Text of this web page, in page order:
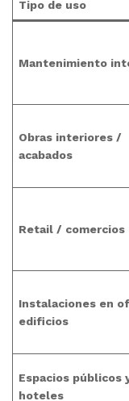
Tipo de uso
Mantenimiento
Obras interiores /
acabados
Retail / comercios
Instalaciones en
edificios
Espacios públicos
hoteles